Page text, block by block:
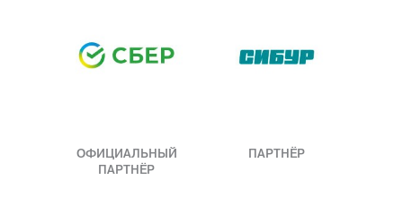
ОФИЦИАЛЬНЫЙ
ПАРТНЁР
ПАРТНЁР